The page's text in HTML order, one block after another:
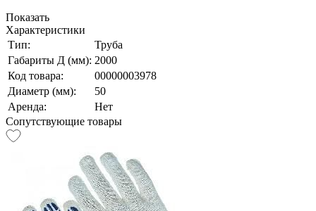
Показать
Характеристики
Тип:
Труба
Габариты Д (мм): 2000
Код товара:
00000003978
Диаметр (мм):
50
Аренда:
Нет
Сопутствующие товары